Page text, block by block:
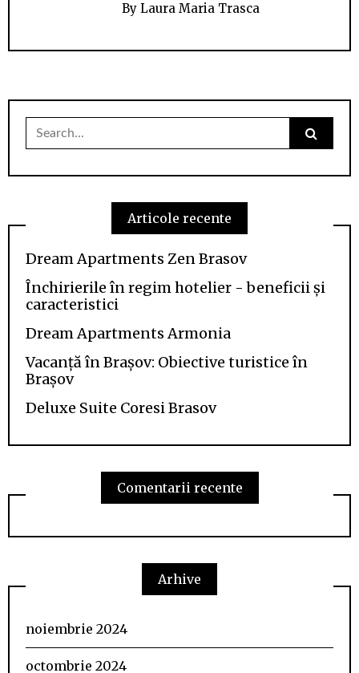
By Laura Maria Trasca
Search
for:
Articole recente
Dream Apartments Zen Brasov
Închirierile în regim hotelier - beneficii și
caracteristici
Dream Apartments Armonia
Vacanță în Brașov: Obiective turistice în
Brașov
Deluxe Suite Coresi Brasov
Comentarii recente
Arhive
noiembrie 2024
octombrie 2024